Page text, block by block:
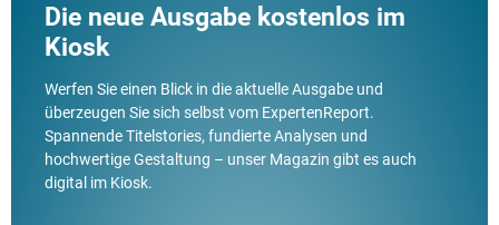
Die neue Ausgabe kostenlos im
Kiosk
Werfen Sie einen Blick in die aktuelle Ausgabe und
überzeugen Sie sich selbst vom ExpertenReport.
Spannende Titelstories, fundierte Analysen und
hochwertige Gestaltung – unser Magazin gibt es auch
digital im Kiosk.